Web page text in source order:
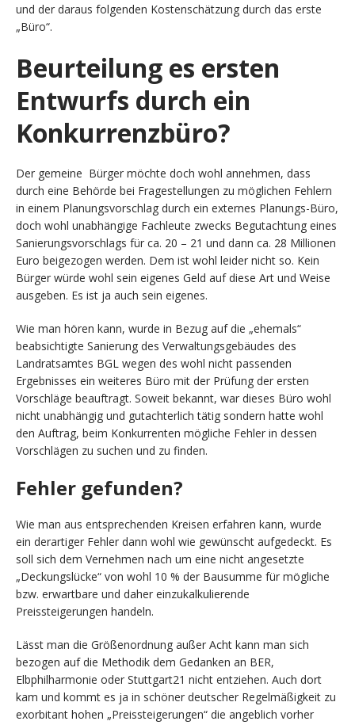
und der daraus folgenden Kostenschätzung durch das erste
„Büro“.
Beurteilung es ersten
Entwurfs durch ein
Konkurrenzbüro?
Der gemeine Bürger möchte doch wohl annehmen, dass
durch eine Behörde bei Fragestellungen zu möglichen Fehlern
in einem Planungsvorschlag durch ein externes Planungs-Büro,
doch wohl unabhängige Fachleute zwecks Begutachtung eines
Sanierungsvorschlags für ca. 20 – 21 und dann ca. 28 Millionen
Euro beigezogen werden. Dem ist wohl leider nicht so. Kein
Bürger würde wohl sein eigenes Geld auf diese Art und Weise
ausgeben. Es ist ja auch sein eigenes.
Wie man hören kann, wurde in Bezug auf die „ehemals“
beabsichtigte Sanierung des Verwaltungsgebäudes des
Landratsamtes BGL wegen des wohl nicht passenden
Ergebnisses ein weiteres Büro mit der Prüfung der ersten
Vorschläge beauftragt. Soweit bekannt, war dieses Büro wohl
nicht unabhängig und gutachterlich tätig sondern hatte wohl
den Auftrag, beim Konkurrenten mögliche Fehler in dessen
Vorschlägen zu suchen und zu finden.
Fehler gefunden?
Wie man aus entsprechenden Kreisen erfahren kann, wurde
ein derartiger Fehler dann wohl wie gewünscht aufgedeckt. Es
soll sich dem Vernehmen nach um eine nicht angesetzte
„Deckungslücke“ von wohl 10 % der Bausumme für mögliche
bzw. erwartbare und daher einzukalkulierende
Preissteigerungen handeln.
Lässt man die Größenordnung außer Acht kann man sich
bezogen auf die Methodik dem Gedanken an BER,
Elbphilharmonie oder Stuttgart21 nicht entziehen. Auch dort
kam und kommt es ja in schöner deutscher Regelmäßigkeit zu
exorbitant hohen „Preissteigerungen“ die angeblich vorher